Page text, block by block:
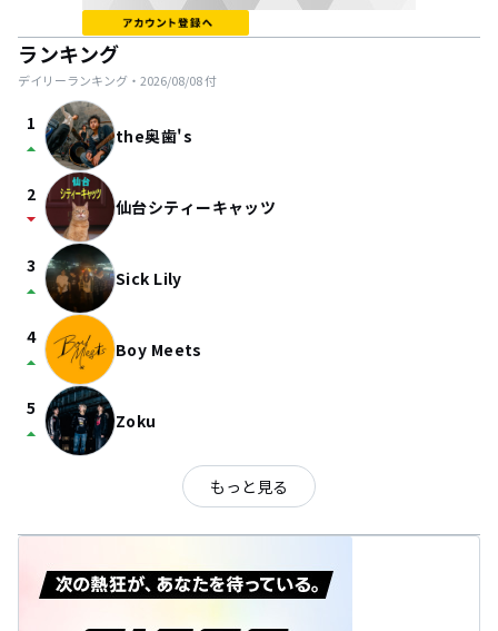
ランキング
デイリーランキング・ 2026/08/08付
1
arrow_drop_up the奥歯's
2
arrow_drop_down 仙台シティーキャッツ
3
arrow_drop_up Sick Lily
4
arrow_drop_up Boy Meets
5
arrow_drop_up Zoku
もっと見る